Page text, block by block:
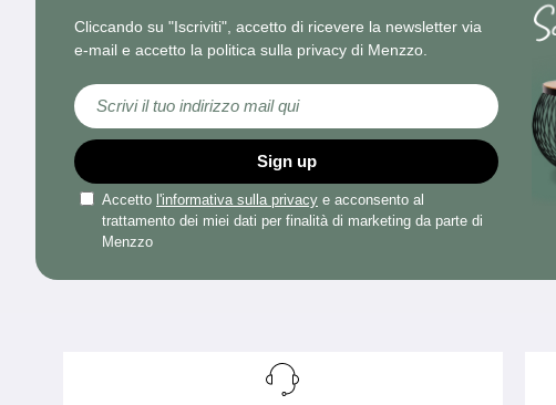
Cliccando su "Iscriviti", accetto di ricevere la newsletter via
e-mail e accetto la politica sulla privacy di Menzzo.
Iscriviti alla nostra Newsletter:
Sign up
Accetto l'informativa sulla privacy e acconsento al
trattamento dei miei dati per finalità di marketing da parte di
Menzzo